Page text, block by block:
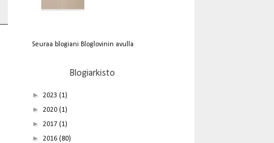
Seuraa blogiani Bloglovinin avulla
Blogiarkisto
► 2023 (1)
► 2020 (1)
► 2017 (1)
► 2016 (80)